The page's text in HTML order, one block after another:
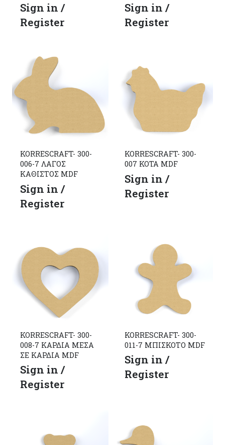
Sign in /
Register
Sign in /
Register
KORRESCRAFT- 300-
006-7 ΛΑΓΟΣ
ΚΑΘΙΣΤΟΣ MDF
Sign in /
Register
KORRESCRAFT- 300-
007 ΚΟΤΑ MDF
Sign in /
Register
KORRESCRAFT- 300-
008-7 ΚΑΡΔΙΑ ΜΕΣΑ
ΣΕ ΚΑΡΔΙΑ MDF
Sign in /
Register
KORRESCRAFT- 300-
011-7 ΜΠΙΣΚΟΤΟ MDF
Sign in /
Register